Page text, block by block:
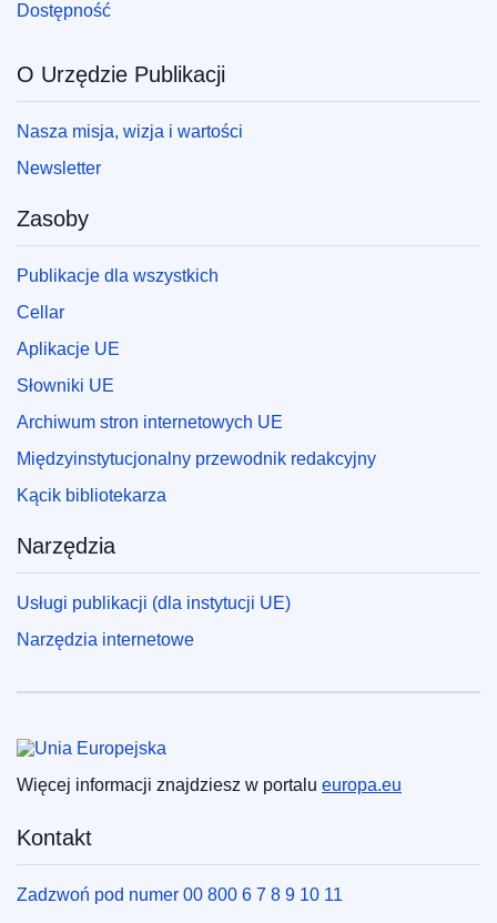
Dostępność
O Urzędzie Publikacji
Nasza misja, wizja i wartości
Newsletter
Zasoby
Publikacje dla wszystkich
Cellar
Aplikacje UE
Słowniki UE
Archiwum stron internetowych UE
Międzyinstytucjonalny przewodnik redakcyjny
Kącik bibliotekarza
Narzędzia
Usługi publikacji (dla instytucji UE)
Narzędzia internetowe
Unia Europejska
Więcej informacji znajdziesz w portalu europa.eu
Kontakt
Zadzwoń pod numer 00 800 6 7 8 9 10 11